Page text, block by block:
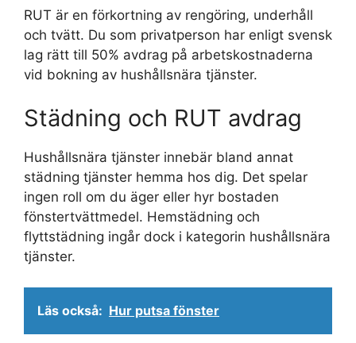
RUT är en förkortning av rengöring, underhåll
och tvätt. Du som privatperson har enligt svensk
lag rätt till 50% avdrag på arbetskostnaderna
vid bokning av hushållsnära tjänster.
Städning och RUT avdrag
Hushållsnära tjänster innebär bland annat
städning tjänster hemma hos dig. Det spelar
ingen roll om du äger eller hyr bostaden
fönstertvättmedel. Hemstädning och
flyttstädning ingår dock i kategorin hushållsnära
tjänster.
Läs också: Hur putsa fönster